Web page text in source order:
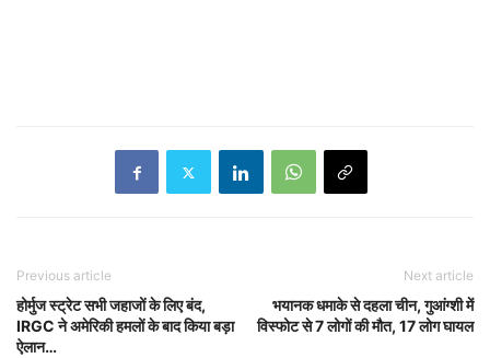
Previous article
होर्मुज स्ट्रेट सभी जहाजों के लिए बंद,
IRGC ने अमेरिकी हमलों के बाद किया बड़ा
ऐलान…
Next article
भयानक धमाके से दहला चीन, गुआंग्शी में
विस्फोट से 7 लोगों की मौत, 17 लोग घायल